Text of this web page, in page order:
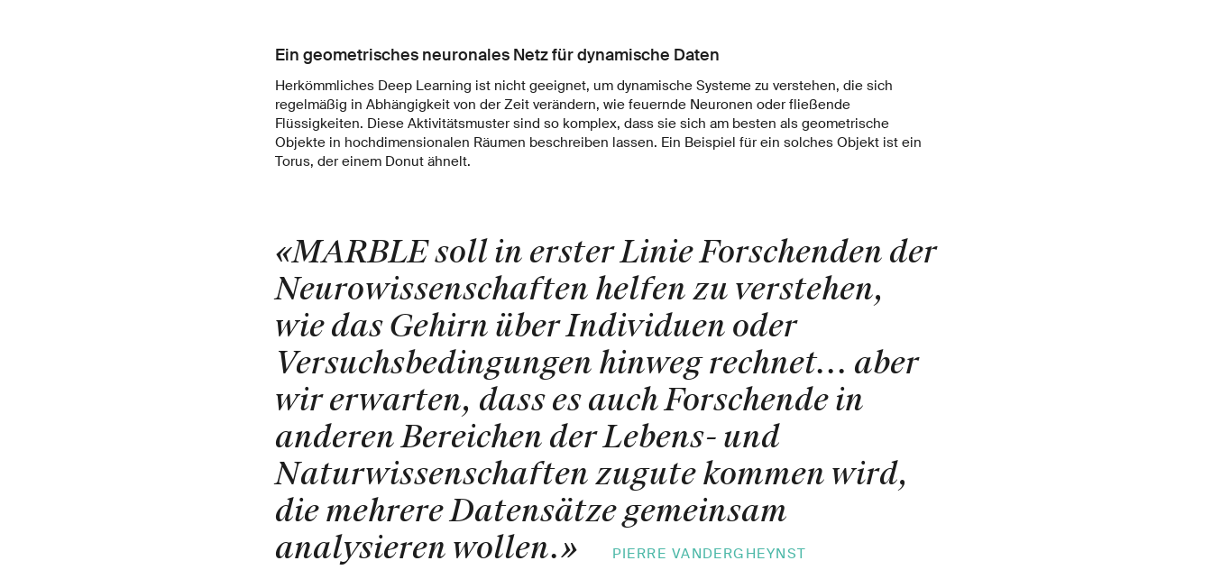
Ein geometrisches neuronales Netz für dynamische Daten
Herkömmliches Deep Learning ist nicht geeignet, um dynamische Systeme zu verstehen, die sich
regelmäßig in Abhängigkeit von der Zeit verändern, wie feuernde Neuronen oder fließende
Flüssigkeiten. Diese Aktivitätsmuster sind so komplex, dass sie sich am besten als geometrische
Objekte in hochdimensionalen Räumen beschreiben lassen. Ein Beispiel für ein solches Objekt ist ein
Torus, der einem Donut ähnelt.
«MARBLE soll in erster Linie Forschenden der
Neurowissenschaften helfen zu verstehen,
wie das Gehirn über Individuen oder
Versuchsbedingungen hinweg rechnet... aber
wir erwarten, dass es auch Forschende in
anderen Bereichen der Lebens- und
Naturwissenschaften zugute kommen wird,
die mehrere Datensätze gemeinsam
analysieren wollen.» PIERRE VANDERGHEYNST